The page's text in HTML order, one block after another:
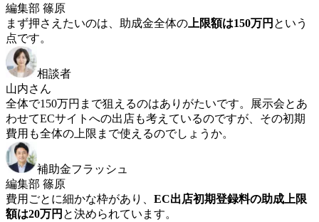
編集部 篠原
まず押さえたいのは、助成金全体の 上限額は150万円 という
点です。
相談者
山内さん
全体で150万円まで狙えるのはありがたいです。展示会とあ
わせてECサイトへの出店も考えているのですが、その初期
費用も全体の上限まで使えるのでしょうか。
補助金フラッシュ
編集部 篠原
費用ごとに細かな枠があり、 EC出店初期登録料の助成上限
額は20万円 と決められています。